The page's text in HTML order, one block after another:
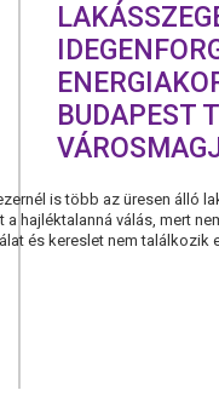
BUDAPEST
is több az üresen álló
hajléktalanná válás, mert
és kereslet nem találkozik